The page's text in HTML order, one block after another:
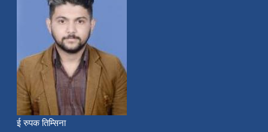
ई रुपक तिम्सिना